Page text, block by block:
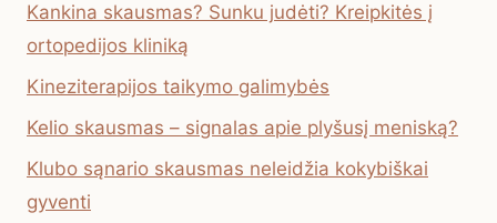
Kankina skausmas? Sunku judėti? Kreipkitės į
ortopedijos kliniką
Kineziterapijos taikymo galimybės
Kelio skausmas – signalas apie plyšusį meniską?
Klubo sąnario skausmas neleidžia kokybiškai
gyventi